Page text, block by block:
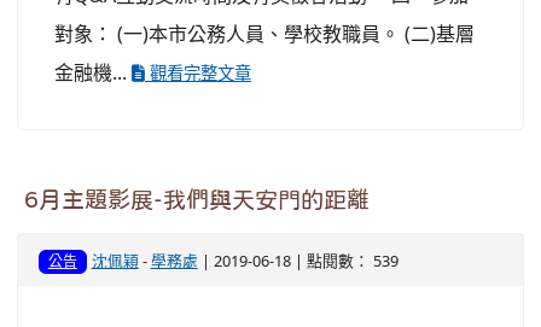
對象： (一)本市公務人員、學校教職員。 (二)基層
金融機...
觀看完整文章
6月主題影展-我們與天安門的距離
公告 沈佩穎-學務處 | 2019-06-18 | 點閱數： 539